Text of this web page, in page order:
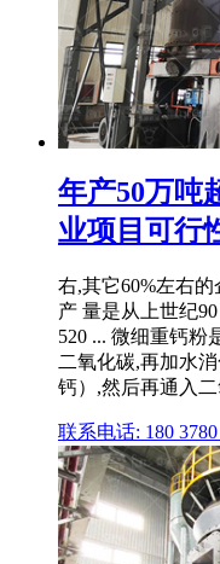
年产50万吨
业项目可行
右,其它60%左右
产 量是从上世纪
520 ... 微细重钙粉
二氧化碳,再加水
钙）,然后再通入
联系电话: 180 3780